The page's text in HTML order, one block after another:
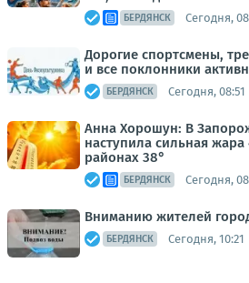
БЕРДЯНСК Сегодня,
Дорогие спортсмены,
и все поклонники
БЕРДЯНСК Сегодня, 08:51
Анна Хорошун: В
наступила сильная
районах 38°
БЕРДЯНСК Сегодня,
Вниманию жителей
БЕРДЯНСК Сегодня, 10:21